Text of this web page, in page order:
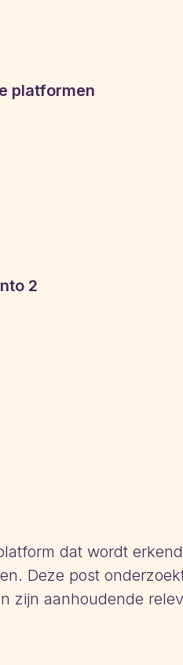
platformen
2
dat wordt
Deze post
zijn aanhoudende